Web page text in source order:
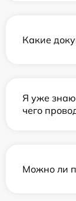
Какие
Я уже
чего
Можно ли